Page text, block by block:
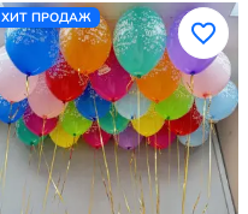
ХИТ ПРОДАЖ